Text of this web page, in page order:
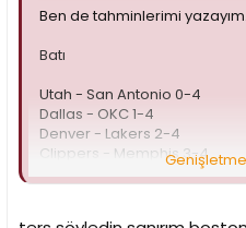
Ben de tahminlerimi yazayım.
Batı
Utah - San Antonio 0-4
Dallas - OKC 1-4
Denver - Lakers 2-4
Clippers - Memphis 3-4